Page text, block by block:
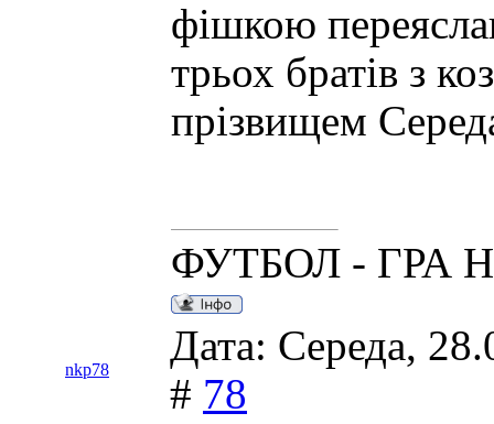
фішкою
трьох братів з
прізвищем
ФУТБОЛ - ГРА
nkp78
Дата: Середа,
# 78